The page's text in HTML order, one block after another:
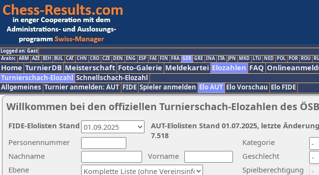
Logged on: Gast
Arabic ARM AZE BIH BUL CAT CHN CRO CZE DEN ENG ESP FAI FIN FRA GER GRE INA ITA JPN MKD LTU NED POL POR ROU
Home TurnierDB Meisterschaft Foto-Galerie Meldekartei Elozahlen FAQ
Turnierschach-Elozahl Schnellschach-Elozahl
Allgemeines Turnier anmelden: AUT FIDE Spieler anmelden Elo AUT Elo Vorschau Elo FIDE
Willkommen bei den offiziellen Turnierschach-Elozahlen des ÖSB
Nachname
Vorname
Ebene
Kategorie
Personennummer
Geschlecht
Spielberechtigung
AUT-Elolisten Stand 01.07.2025, letzte
7.518
FIDE-Elolisten Stand